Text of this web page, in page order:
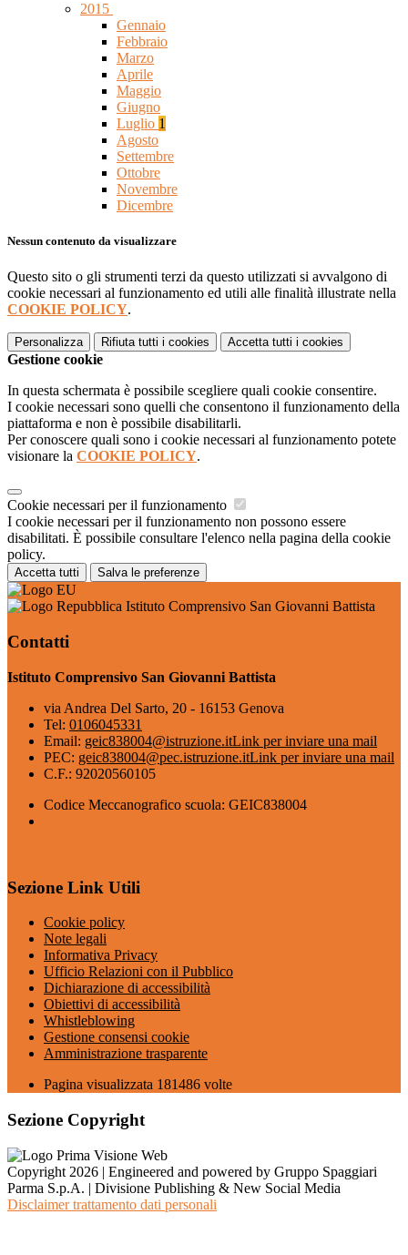
2015
Gennaio
Febbraio
Marzo
Aprile
Maggio
Giugno
Luglio 1
Agosto
Settembre
Ottobre
Novembre
Dicembre
Nessun contenuto da visualizzare
Questo sito o gli strumenti terzi da questo utilizzati si avvalgono di
cookie necessari al funzionamento ed utili alle finalità illustrate nella
COOKIE POLICY.
Personalizza Rifiuta tutti i cookies Accetta tutti i cookies
Gestione cookie
In questa schermata è possibile scegliere quali cookie consentire.
I cookie necessari sono quelli che consentono il funzionamento della
piattaforma e non è possibile disabilitarli.
Per conoscere quali sono i cookie necessari al funzionamento potete
visionare la COOKIE POLICY.
Cookie necessari per il funzionamento
I cookie necessari per il funzionamento non possono essere
disabilitati. È possibile consultare l'elenco nella pagina della cookie
policy.
Accetta tutti Salva le preferenze
Istituto Comprensivo San Giovanni Battista
Contatti
Istituto Comprensivo San Giovanni Battista
via Andrea Del Sarto, 20 - 16153 Genova
Tel: 0106045331
Email: geic838004@istruzione.itLink per inviare una mail
PEC: geic838004@pec.istruzione.itLink per inviare una mail
C.F.: 92020560105
Codice Meccanografico scuola: GEIC838004
Sezione Link Utili
Cookie policy
Note legali
Informativa Privacy
Ufficio Relazioni con il Pubblico
Dichiarazione di accessibilità
Obiettivi di accessibilità
Whistleblowing
Gestione consensi cookie
Amministrazione trasparente
Pagina visualizzata 181486 volte
Sezione Copyright
Copyright 2026 | Engineered and powered by Gruppo Spaggiari
Parma S.p.A. | Divisione Publishing & New Social Media
Disclaimer trattamento dati personali